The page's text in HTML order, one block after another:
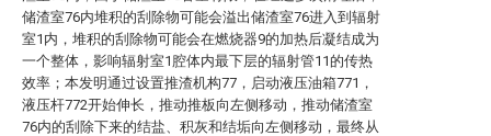
储渣室76内堆积的刮除物可能会溢出储渣室76进入到辐射
室1内，堆积的刮除物可能会在燃烧器9的加热后凝结成为
一个整体，影响辐射室1腔体内最下层的辐射管11的传热
效率；本发明通过设置推渣机构77，启动液压油箱771，
液压杆772开始伸长，推动推板向左侧移动，推动储渣室
76内的刮除下来的结盐、积灰和结垢向左侧移动，最终从